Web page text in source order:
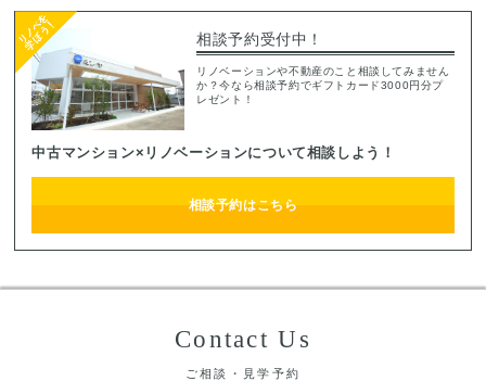
相談予約受付中！
リノベーションや不動産のこと相談してみません
か？今なら相談予約でギフトカード3000円分プ
レゼント！
中古マンション×リノベーションについて相談しよう！
相談予約はこちら
Contact Us
ご相談・見学予約